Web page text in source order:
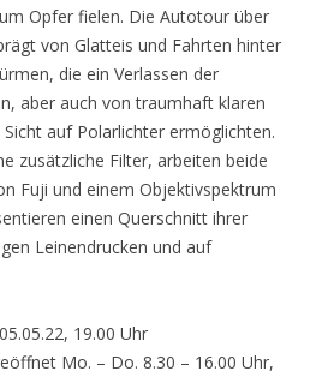
Opfer fielen. Die Autotour über
von Glatteis und Fahrten hinter
die ein Verlassen der
aber auch von traumhaft klaren
auf Polarlichter ermöglichten.
zusätzliche Filter, arbeiten beide
Fuji und einem Objektivspektrum
einen Querschnitt ihrer
Leinendrucken und auf
19.00 Uhr
Mo. – Do. 8.30 – 16.00 Uhr,